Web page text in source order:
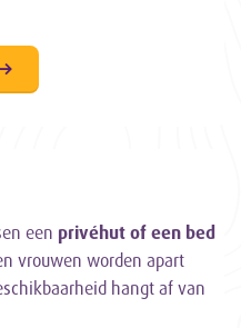
een privéhut of een bed
vrouwen worden apart
hangt af van